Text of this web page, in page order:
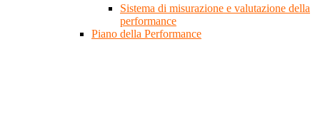
Sistema di misurazione e valutazione della
performance
Piano della Performance